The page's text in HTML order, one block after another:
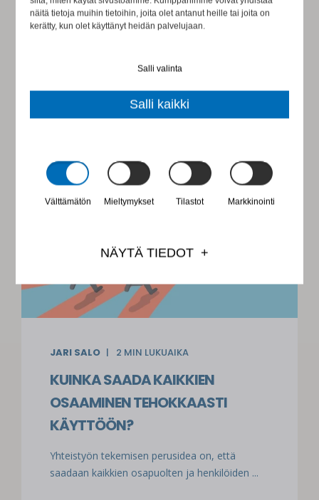
näitä tietoja muihin tietoihin, joita olet antanut heille tai joita on
kerätty, kun olet käyttänyt heidän palvelujaan.
Salli valinta
Salli kaikki
Välttämätön Mieltymykset Tilastot Markkinointi
NÄYTÄ TIEDOT
Vastuullisuus ei ole enää lisä, vaan
välttämättömyys modernille yritykselle ja sen ...
JARI SALO 2 MIN LUKUAIKA
KUINKA SAADA KAIKKIEN
OSAAMINEN TEHOKKAASTI
KÄYTTÖÖN?
Yhteistyön tekemisen perusidea on, että
saadaan kaikkien osapuolten ja henkilöiden ...